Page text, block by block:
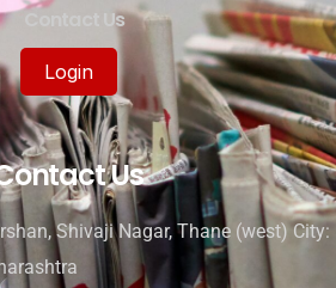
Contact Us
Login
Us
Shivaji Nagar, Thane (west) City: